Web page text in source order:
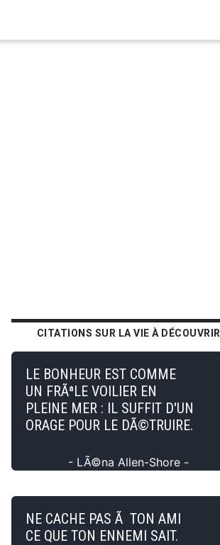
CITATIONS SUR LA VIE À DÉCOUVRIR
LE BONHEUR EST COMME
UN FRÃªLE VOILIER EN
PLEINE MER : IL SUFFIT D'UN
ORAGE POUR LE DÃ©TRUIRE.
- LÃ©na Allen-Shore -
NE CACHE PAS Ã TON AMI
CE QUE TON ENNEMI SAIT.